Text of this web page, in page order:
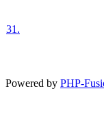
31.
Powered by PHP-